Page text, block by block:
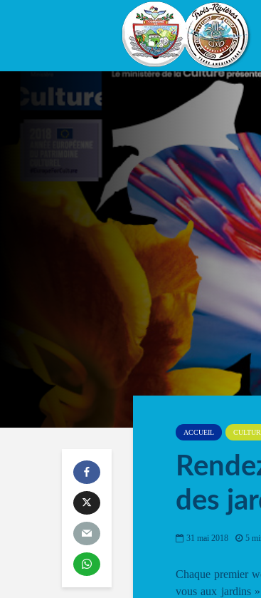
ACCUEIL
des
31 mai 2018 5
Chaque premier
vous aux jardins